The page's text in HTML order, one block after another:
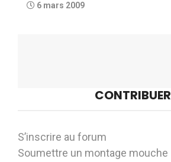
6 mars 2009
CONTRIBUER
S’inscrire au forum
Soumettre un montage mouche